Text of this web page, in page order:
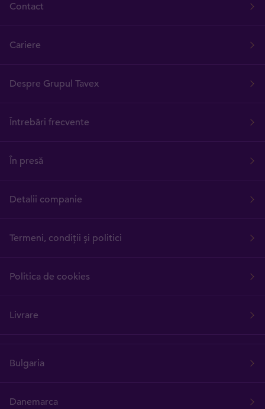
Contact
Cariere
Despre Grupul Tavex
Întrebări frecvente
În presă
Detalii companie
Termeni, condiții și politici
Politica de cookies
Livrare
Bulgaria
Danemarca